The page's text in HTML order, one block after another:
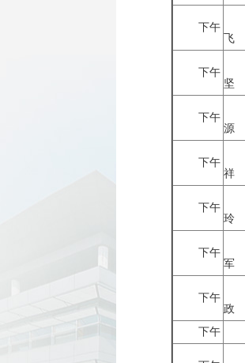
下午
飞
下午
坚
下午
源
下午
祥
下午
玲
下午
军
下午
政
下午